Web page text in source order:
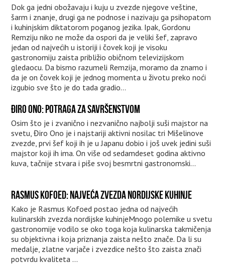
Dok ga jedni obožavaju i kuju u zvezde njegove veštine,
šarm i znanje, drugi ga ne podnose i nazivaju ga psihopatom
i kuhinjskim diktatorom poganog jezika. Ipak, Gordonu
Remziju niko ne može da ospori da je veliki šef, zapravo
jedan od najvećih u istoriji i čovek koji je visoku
gastronomiju zaista približio običnom televizijskom
gledaocu. Da bismo razumeli Remzija, moramo da znamo i
da je on čovek koji je jednog momenta u životu preko noći
izgubio sve što je do tada gradio...
ĐIRO ONO: POTRAGA ZA SAVRŠENSTVOM
Osim što je i zvanično i nezvanično najbolji suši majstor na
svetu, Điro Ono je i najstariji aktivni nosilac tri Mišelinove
zvezde, prvi šef koji ih je u Japanu dobio i još uvek jedini suši
majstor koji ih ima. On više od sedamdeset godina aktivno
kuva, tačnije stvara i piše svoj besmrtni gastronomski...
RASMUS KOFOED: NAJVEĆA ZVEZDA NORDIJSKE KUHINJE
Kako je Rasmus Kofoed postao jedna od najvećih
kulinarskih zvezda nordijske kuhinjeMnogo polemike u svetu
gastronomije vodilo se oko toga koja kulinarska takmičenja
su objektivna i koja priznanja zaista nešto znače. Da li su
medalje, zlatne varjače i zvezdice nešto što zaista znači
potvrdu kvaliteta ...